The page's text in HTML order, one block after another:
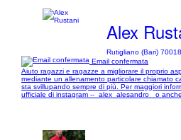
Alex
Rutigliano (Bari) 70018
Email confermata
Aiuto ragazzi e ragazze a migliorare il proprio
mediante un allenamento particolare chiamato
sta svillupando sempre di più. Per maggiori
ufficiale di instagram --_alex_alesandro_ o